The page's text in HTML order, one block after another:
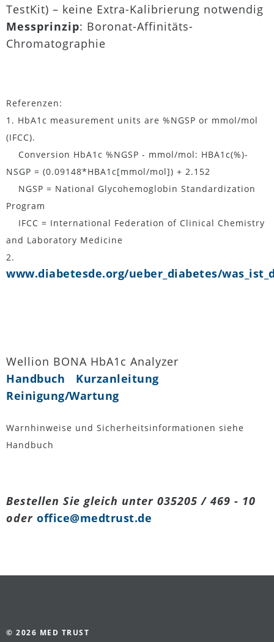
TestKit) – keine Extra-Kalibrierung notwendig
Messprinzip: Boronat-Affinitäts-
Chromatographie
Referenzen:
1. HbA1c measurement units are %NGSP or mmol/mol
(IFCC).
Conversion HbA1c %NGSP - mmol/mol: HBA1c(%)-
NSGP = (0.09148*HBA1c[mmol/mol]) + 2.152
NGSP = National Glycohemoglobin Standardization
Program
IFCC = International Federation of Clinical Chemistry
and Laboratory Medicine
2.
www.diabetesde.org/ueber_diabetes/
Wellion BONA HbA1c Analyzer
Handbuch
Kurzanleitung
Reinigung/Wartung
Warnhinweise und Sicherheitsinformationen siehe
Handbuch
Bestellen Sie gleich unter 035205 / 469 - 10
oder office@medtrust.de
© 2026 MED TRUST